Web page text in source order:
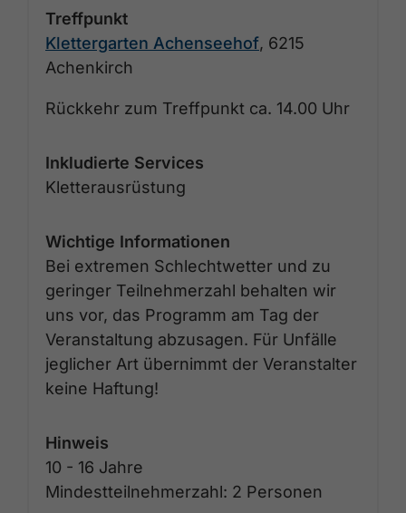
Treffpunkt
Klettergarten Achenseehof, 6215
Achenkirch
Rückkehr zum Treffpunkt ca. 14.00 Uhr
Inkludierte Services
Kletterausrüstung
Wichtige Informationen
Bei extremen Schlechtwetter und zu
geringer Teilnehmerzahl behalten wir
uns vor, das Programm am Tag der
Veranstaltung abzusagen. Für Unfälle
jeglicher Art übernimmt der Veranstalter
keine Haftung!
Hinweis
10 - 16 Jahre
Mindestteilnehmerzahl: 2 Personen